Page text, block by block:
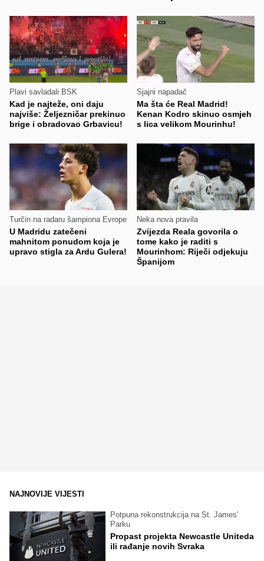
Plavi savladali BSK
Kad je najteže, oni daju
najviše: Željezničar prekinuo
brige i obradovao Grbavicu!
Sjajni napadač
Ma šta će Real Madrid!
Kenan Kodro skinuo osmjeh
s lica velikom Mourinhu!
Turčin na radaru šampiona Evrope
U Madridu zatečeni
mahnitom ponudom koja je
upravo stigla za Ardu Gulera!
Neka nova pravila
Zvijezda Reala govorila o
tome kako je raditi s
Mourinhom: Riječi odjekuju
Španijom
NAJNOVIJE VIJESTI
Potpuna rekonstrukcija na St. James'
Parku
Propast projekta Newcastle Uniteda
ili rađanje novih Svraka